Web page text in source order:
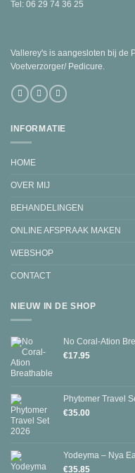
Tel: 06 29 74 36 25
Vallerey's is aangesloten bij de
Voetverzorger/ Pedicure.
INFORMATIE
HOME
OVER MIJ
BEHANDELINGEN
ONLINE AFSPRAAK MAKEN
WEBSHOP
CONTACT
NIEUW IN DE SHOP
No Coral-Ation
€17.95
Phytomer Travel
€35.00
Yodeyma – Nya
€35.85